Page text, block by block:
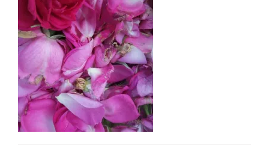
VENIR
NOUS SUIVRE
L’ASSOCIATION